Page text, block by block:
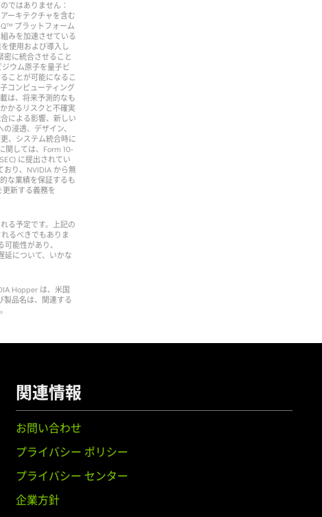
ではありません：
ーキテクチャを含む
プラットフォーム
みを加速させている
使用および導入し
密に統合させること
ウム原子を量子ビ
ことが可能になるこ
コンピューティング
は、将来予測的なも
かるリスクと不確実
による影響、新しい
浸透、デザイン、
、システム統合時に
関しては、Form 10-
に提出されてい
おり、NVIDIA から無
な業績を保証するも
新する義務を
る予定です。上記の
るべきでもありま
能性があり、
延について、いかな
Hopper は、米国
製品名は、関連する
関連情報
お問い合わせ
プライバシー ポリシー
プライバシー センター
企業方針